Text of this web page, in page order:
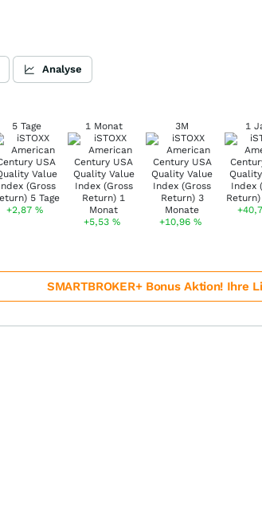
Analyse
5 Tage
+2,87%
1 Monat
+5,53%
3M
+10,96%
1
SMARTBROKER+ Bonus Aktion! Ihre